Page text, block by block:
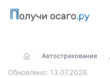
Главная
Автострахование
Обновлено: 13.07.2026